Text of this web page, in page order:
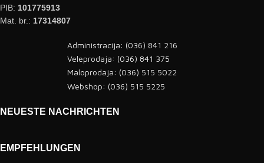
PIB: 101775913
Mat. br.: 17314807
Administracija: (036) 841 216
Veleprodaja: (036) 841 375
Maloprodaja: (036) 515 5022
Webshop: (036) 515 5225
NEUESTE NACHRICHTEN
EMPFEHLUNGEN